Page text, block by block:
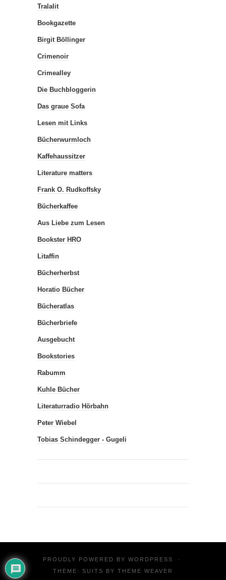
Tralalit
Bookgazette
Birgit Böllinger
Crimenoir
Crimealley
Die Buchbloggerin
Das graue Sofa
Lesen mit Links
Bücherwurmloch
Kaffehaussitzer
Literature matters
Frank O. Rudkoffsky
Bücherkaffee
Aus Liebe zum Lesen
Bookster HRO
Litaffin
Bücherherbst
Horatio Bücher
Bücheratlas
Bücherbriefe
Ausgebucht
Bookstories
Rabumm
Kuhle Bücher
Literaturradio Hörbahn
Peter Wiebel
Tobias Schindegger - Gugeli
PROUDLY POWERED BY WORDPRESS
·
THEME: SUITS BY THEME WEAVER